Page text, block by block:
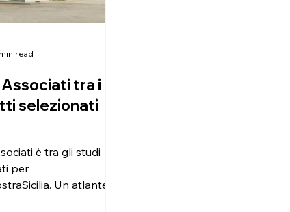
tra i
selezionati
è tra gli studi
per
Un atlante
contemporanea,
read